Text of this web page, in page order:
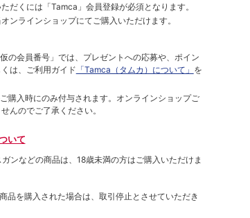
だくには「Tamca」会員登録が必須となります。
オンラインショップにてご購⼊いただけます。
の会員番号」では、プレゼントへの応募や、ポイン
は、ご利⽤ガイド 「Tamca（タムカ）について」 を
購⼊時にのみ付与されます。オンラインショップご
んのでご了承ください。
いて
ンなどの商品は、18歳未満の方はご購入いただけま
品を購入された場合は、取引停止とさせていただき